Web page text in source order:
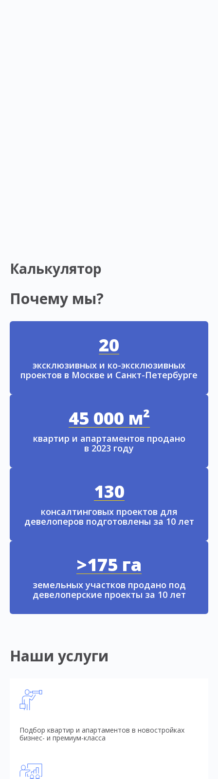
Калькулятор
Почему мы?
20
эксклюзивных и ко-эксклюзивных
проектов в Москве и Санкт-Петербурге
45 000 м²
квартир и апартаментов продано
в 2023 году
130
консалтинговых проектов для
девелоперов подготовлены за 10 лет
>175 га
земельных участков продано под
девелоперские проекты за 10 лет
Наши услуги
Подбор квартир и апартаментов в новостройках
бизнес- и премиум-класса